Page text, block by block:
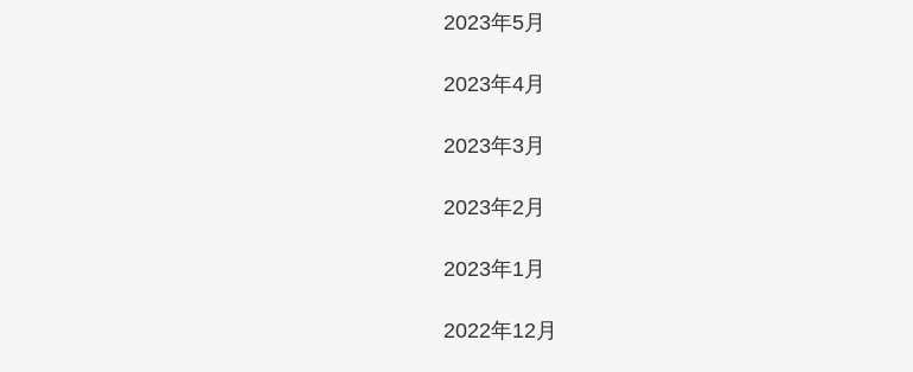
2023年5月
2023年4月
2023年3月
2023年2月
2023年1月
2022年12月